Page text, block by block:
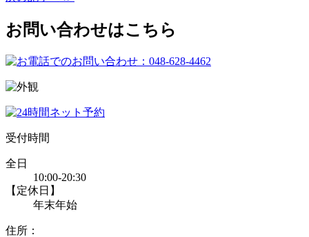
お問い合わせはこちら
受付時間
全日
10:00-20:30
【定休日】
年末年始
住所：